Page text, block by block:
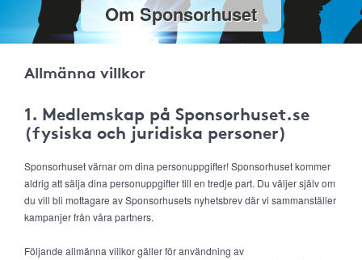
Om Sponsorhuset
Allmänna villkor
1. Medlemskap på Sponsorhuset.se
(fysiska och juridiska personer)
Sponsorhuset värnar om dina personuppgifter! Sponsorhuset kommer
aldrig att sälja dina personuppgifter till en tredje part. Du väljer själv om
du vill bli mottagare av Sponsorhusets nyhetsbrev där vi sammanställer
kampanjer från våra partners.
Följande allmänna villkor gäller för användning av